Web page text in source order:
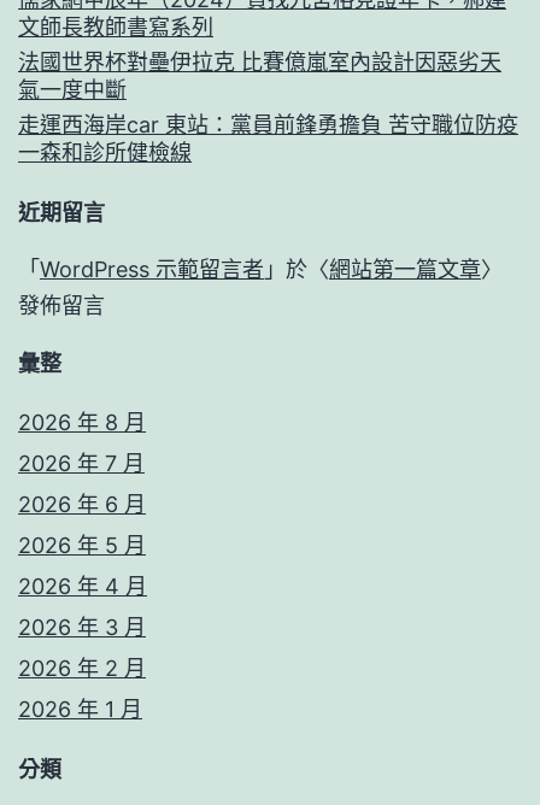
文師長教師書寫系列
法國世界杯對壘伊拉克 比賽億嵐室內設計因惡劣天
氣一度中斷
走運西海岸car 東站：黨員前鋒勇擔負 苦守職位防疫
一森和診所健檢線
近期留言
「WordPress 示範留言者 」於〈網站第一篇文章〉
發佈留言
彙整
2026 年 8 月
2026 年 7 月
2026 年 6 月
2026 年 5 月
2026 年 4 月
2026 年 3 月
2026 年 2 月
2026 年 1 月
分類